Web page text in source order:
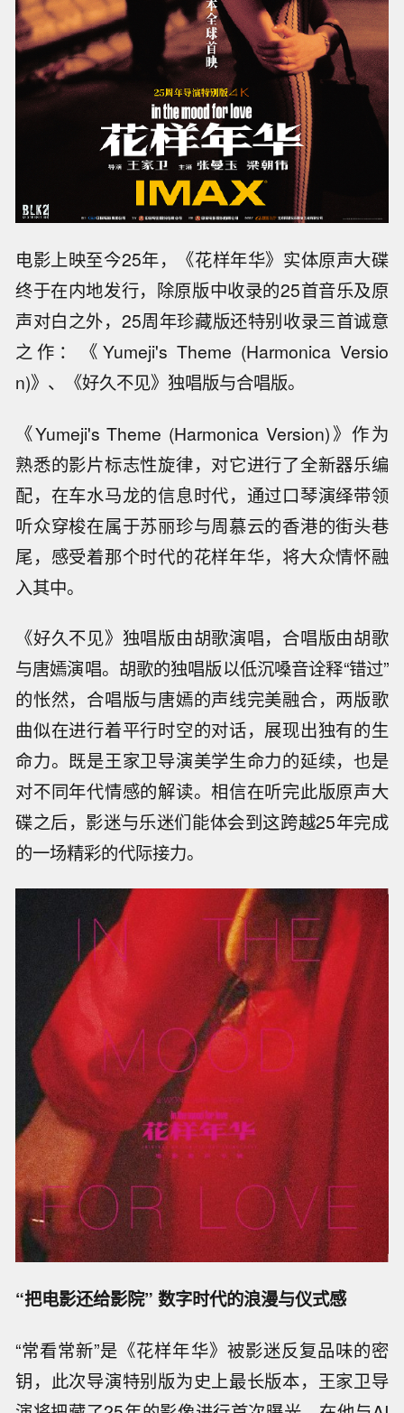
电影上映至今25年，《花样年华》实体原声大碟
终于在内地发行，除原版中收录的25首音乐及原
声对白之外，25周年珍藏版还特别收录三首诚意
之作：《Yumeji's Theme (Harmonica Versio
n)》、《好久不见》独唱版与合唱版。
《Yumeji's Theme (Harmonica Version)》作为
熟悉的影片标志性旋律，对它进行了全新器乐编
配，在车水马龙的信息时代，通过口琴演绎带领
听众穿梭在属于苏丽珍与周慕云的香港的街头巷
尾，感受着那个时代的花样年华，将大众情怀融
入其中。
《好久不见》独唱版由胡歌演唱，合唱版由胡歌
与唐嫣演唱。胡歌的独唱版以低沉嗓音诠释“错过”
的怅然，合唱版与唐嫣的声线完美融合，两版歌
曲似在进行着平行时空的对话，展现出独有的生
命力。既是王家卫导演美学生命力的延续，也是
对不同年代情感的解读。相信在听完此版原声大
碟之后，影迷与乐迷们能体会到这跨越25年完成
的一场精彩的代际接力。
“把电影还给影院” 数字时代的浪漫与仪式感
“常看常新”是《花样年华》被影迷反复品味的密
钥，此次导演特别版为史上最长版本，王家卫导